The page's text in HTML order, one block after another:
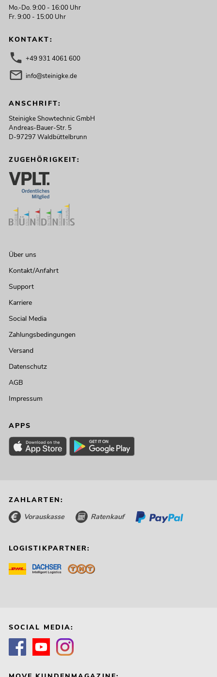
Mo.-Do. 9:00 - 16:00 Uhr
Fr. 9:00 - 15:00 Uhr
KONTAKT:
+49 931 4061 600
info@steinigke.de
ANSCHRIFT:
Steinigke Showtechnic GmbH
Andreas-Bauer-Str. 5
D-97297 Waldbüttelbrunn
ZUGEHÖRIGKEIT:
Über uns
Kontakt/Anfahrt
Support
Karriere
Social Media
Zahlungsbedingungen
Versand
Datenschutz
AGB
Impressum
APPS
ZAHLARTEN:
Vorauskasse Ratenkauf
LOGISTIKPARTNER:
SOCIAL MEDIA: